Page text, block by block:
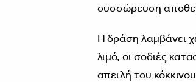
συσσώρευση
Η δράση λαμβάνει
λιμό, οι σοδιές
απειλή του